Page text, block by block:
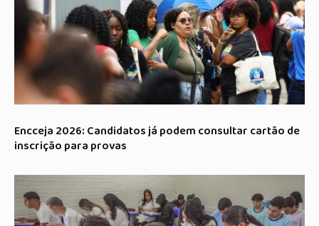
Encceja 2026: Candidatos já podem consultar cartão de
inscrição para provas